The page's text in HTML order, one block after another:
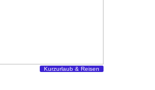
Kurzurlaub & Reisen